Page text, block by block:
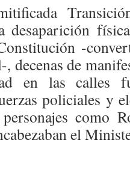
desaparición
-
decenas de
en las calles
policiales y
personajes
el